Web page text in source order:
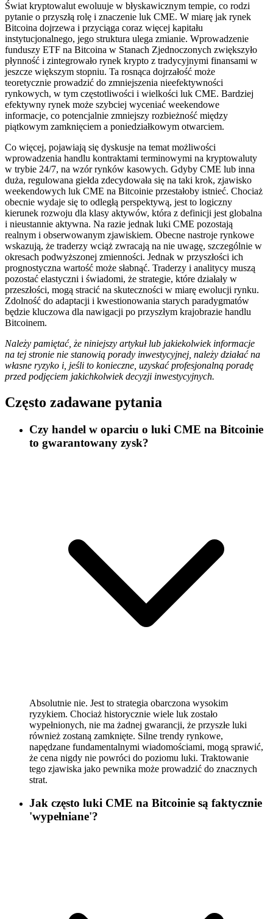
Świat kryptowalut ewoluuje w błyskawicznym tempie, co rodzi
pytanie o przyszłą rolę i znaczenie luk CME. W miarę jak rynek
Bitcoina dojrzewa i przyciąga coraz więcej kapitału
instytucjonalnego, jego struktura ulega zmianie. Wprowadzenie
funduszy ETF na Bitcoina w Stanach Zjednoczonych zwiększyło
płynność i zintegrowało rynek krypto z tradycyjnymi finansami w
jeszcze większym stopniu. Ta rosnąca dojrzałość może
teoretycznie prowadzić do zmniejszenia nieefektywności
rynkowych, w tym częstotliwości i wielkości luk CME. Bardziej
efektywny rynek może szybciej wyceniać weekendowe
informacje, co potencjalnie zmniejszy rozbieżność między
piątkowym zamknięciem a poniedziałkowym otwarciem.
Co więcej, pojawiają się dyskusje na temat możliwości
wprowadzenia handlu kontraktami terminowymi na kryptowaluty
w trybie 24/7, na wzór rynków kasowych. Gdyby CME lub inna
duża, regulowana giełda zdecydowała się na taki krok, zjawisko
weekendowych luk CME na Bitcoinie przestałoby istnieć. Chociaż
obecnie wydaje się to odległą perspektywą, jest to logiczny
kierunek rozwoju dla klasy aktywów, która z definicji jest globalna
i nieustannie aktywna. Na razie jednak luki CME pozostają
realnym i obserwowanym zjawiskiem. Obecne nastroje rynkowe
wskazują, że traderzy wciąż zwracają na nie uwagę, szczególnie w
okresach podwyższonej zmienności. Jednak w przyszłości ich
prognostyczna wartość może słabnąć. Traderzy i analitycy muszą
pozostać elastyczni i świadomi, że strategie, które działały w
przeszłości, mogą stracić na skuteczności w miarę ewolucji rynku.
Zdolność do adaptacji i kwestionowania starych paradygmatów
będzie kluczowa dla nawigacji po przyszłym krajobrazie handlu
Bitcoinem.
Należy pamiętać, że niniejszy artykuł lub jakiekolwiek informacje
na tej stronie nie stanowią porady inwestycyjnej, należy działać na
własne ryzyko i, jeśli to konieczne, uzyskać profesjonalną poradę
przed podjęciem jakichkolwiek decyzji inwestycyjnych.
Często zadawane pytania
Czy handel w oparciu o luki CME na Bitcoinie
to gwarantowany zysk?
Absolutnie nie. Jest to strategia obarczona wysokim
ryzykiem. Chociaż historycznie wiele luk zostało
wypełnionych, nie ma żadnej gwarancji, że przyszłe luki
również zostaną zamknięte. Silne trendy rynkowe,
napędzane fundamentalnymi wiadomościami, mogą sprawić,
że cena nigdy nie powróci do poziomu luki. Traktowanie
tego zjawiska jako pewnika może prowadzić do znacznych
strat.
Jak często luki CME na Bitcoinie są faktycznie
'wypełniane'?